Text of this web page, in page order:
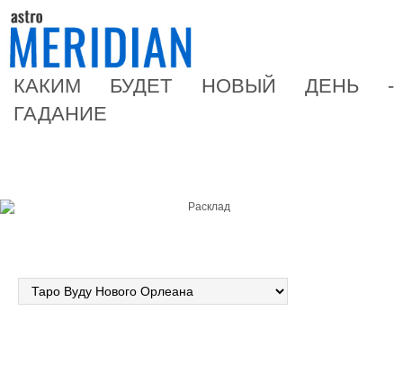
КАКИМ БУДЕТ НОВЫЙ ДЕНЬ -
ГАДАНИЕ